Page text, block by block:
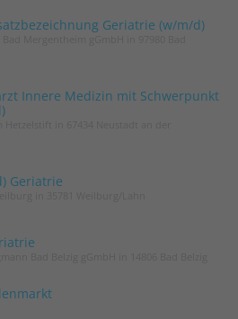
Geriatrie (w/m/d)
Innere Medizin mit Schwerpunkt
Geriatrie